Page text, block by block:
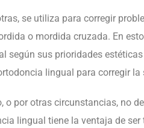
se utiliza para corregir
o mordida cruzada. En
según sus prioridades
lingual para corregir la
por otras circunstancias, no
lingual tiene la ventaja de